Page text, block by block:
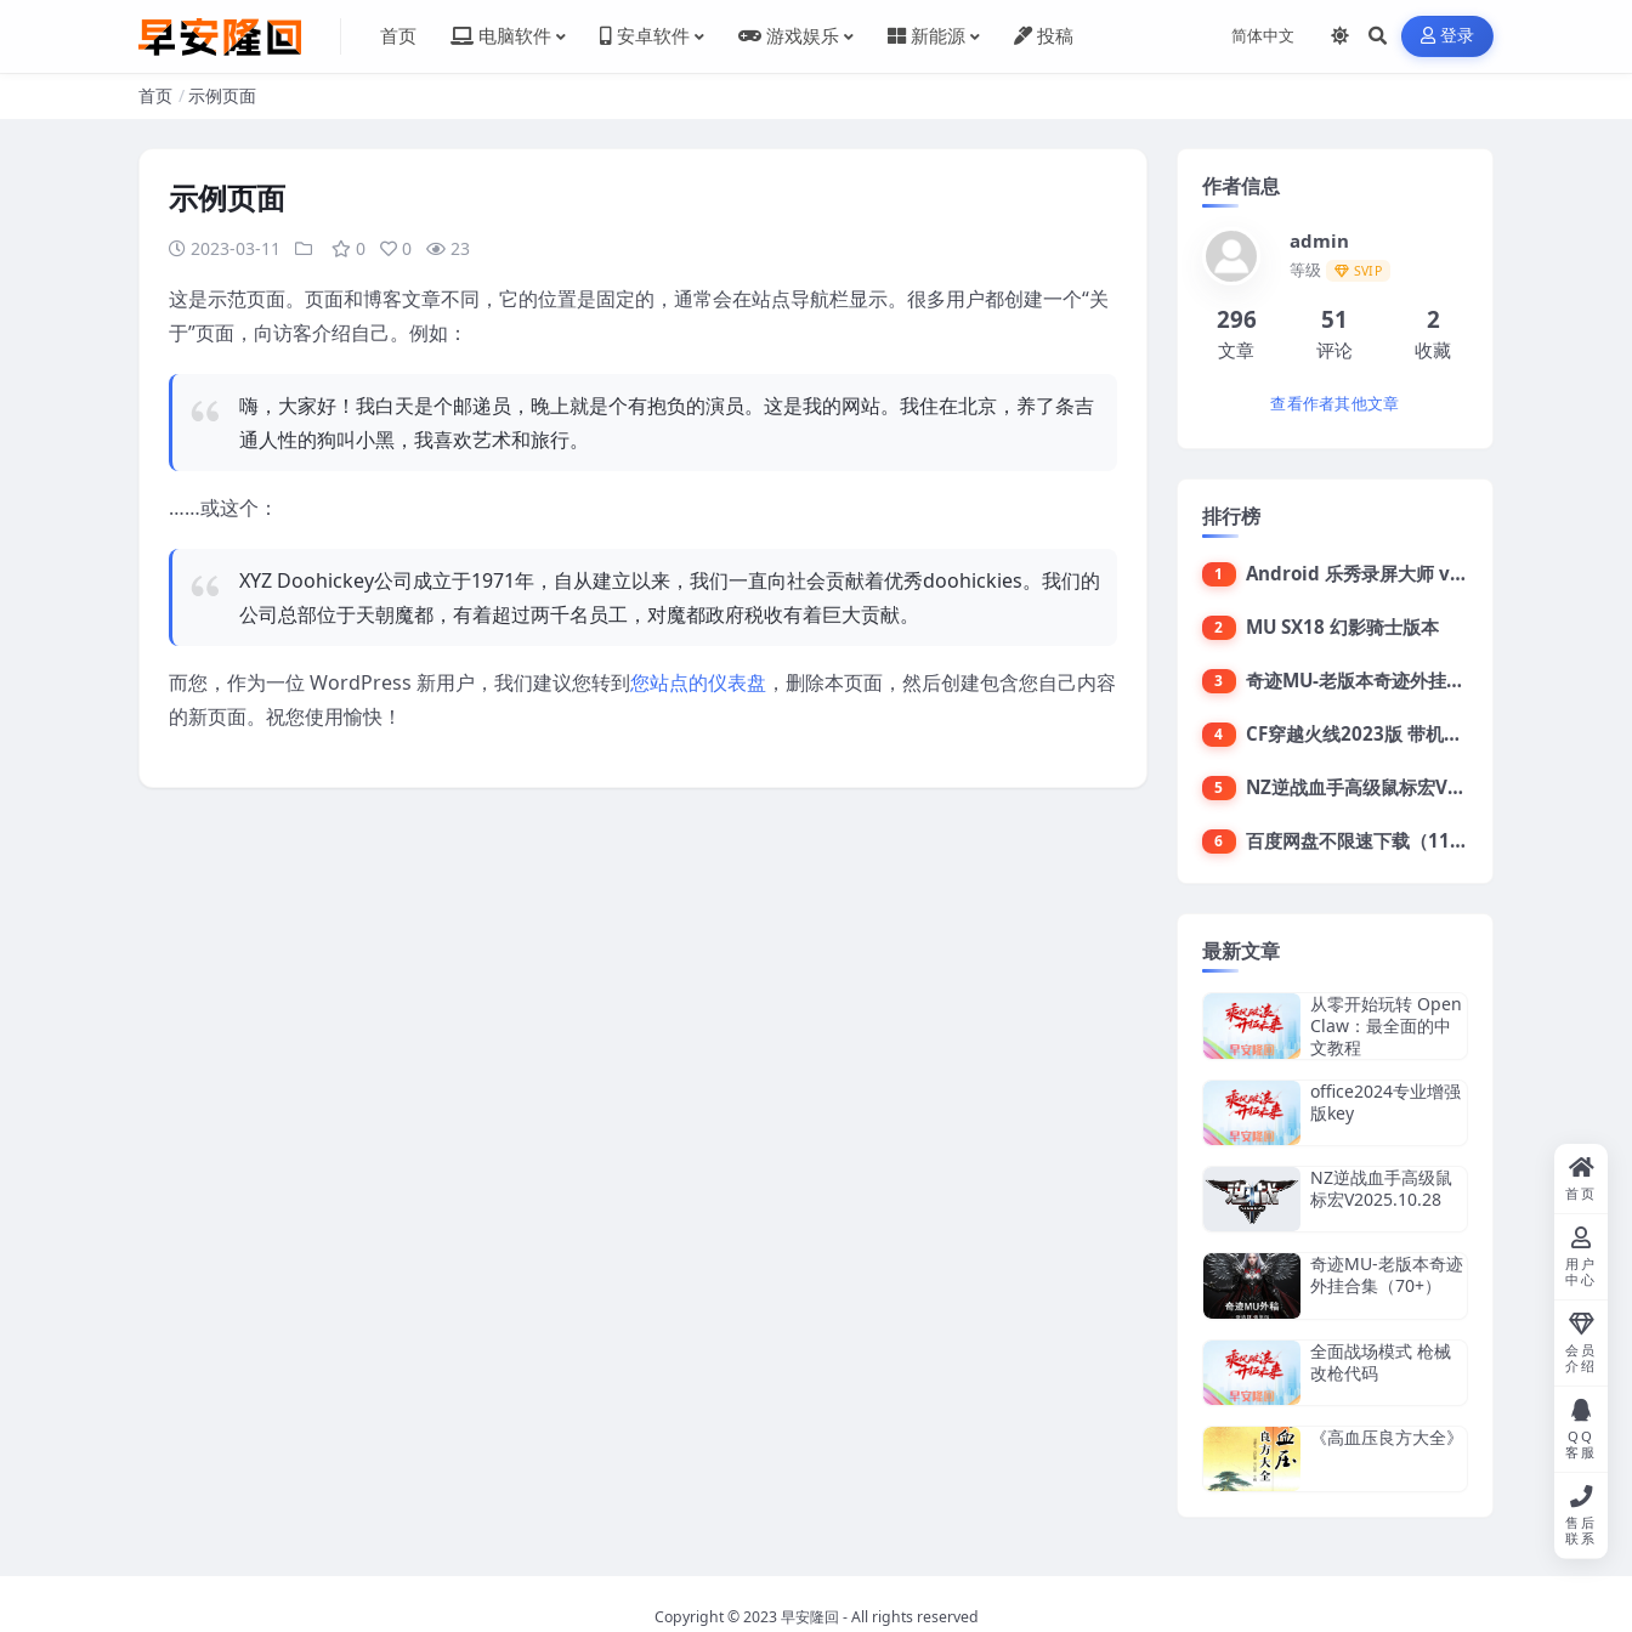
首页 电脑软件 安卓软件 游戏娱乐 新能源 投稿 登录
首页 示例页面
示例页面
2023-03-11 0 0 23
这是示范页面。页面和博客文章不同，它的位置是固定的，通常会在站点导航栏显示。很多用户都创建一个“关
于”页面，向访客介绍自己。例如：
嗨，大家好！我白天是个邮递员，晚上就是个有抱负的演员。这是我的网站。我住在北京，养了条吉
通人性的狗叫小黑，我喜欢艺术和旅行。
……或这个：
XYZ Doohickey公司成立于1971年，自从建立以来，我们一直向社会贡献着优秀doohickies。我们的
公司总部位于天朝魔都，有着超过两千名员工，对魔都政府税收有着巨大贡献。
而您，作为一位 WordPress 新用户，我们建议您转到您站点的仪表盘 ，删除本页面，然后创建包含您自己内容
的新页面。祝您使用愉快！
作者信息
admin
等级 SVIP
296
文章
51
评论
2
收藏
查看作者其他文章
排行榜
1 Android 乐秀录屏大师 v7.0.7解锁会员版
2 MU SX18 幻影骑士版本
3 奇迹MU-老版本奇迹外挂合集（70+）
4 CF穿越火线2023版 带机器人+生化模式+竞技，值得收藏
5 NZ逆战血手高级鼠标宏V2025.10.28
6 百度网盘不限速下载（11/10测试有效）
最新文章
从零开始玩转 Open
Claw：最全面的中
文教程
office2024专业增强
版key
NZ逆战血手高级鼠
标宏V2025.10.28
奇迹MU-老版本奇迹
外挂合集（70+）
全面战场模式 枪械
改枪代码
《高血压良方大全》
Copyright © 2023早安隆回 - All rights reserved
首页
用户
中心
会员
介绍
QQ
客服
售后
联系